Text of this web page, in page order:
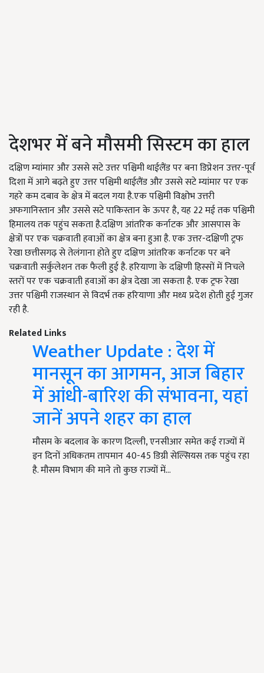
देशभर में बने मौसमी सिस्टम का हाल
दक्षिण म्यांमार और उससे सटे उत्तर पश्चिमी थाईलैंड पर बना डिप्रेशन उत्तर-पूर्व
दिशा में आगे बढ़ते हुए उत्तर पश्चिमी थाईलैंड और उससे सटे म्यांमार पर एक
गहरे कम दबाव के क्षेत्र में बदल गया है.एक पश्चिमी विक्षोभ उत्तरी
अफगानिस्तान और उससे सटे पाकिस्तान के ऊपर है, यह 22 मई तक पश्चिमी
हिमालय तक पहुंच सकता है.दक्षिण आंतरिक कर्नाटक और आसपास के
क्षेत्रों पर एक चक्रवाती हवाओं का क्षेत्र बना हुआ है. एक उत्तर-दक्षिणी ट्रफ
रेखा छत्तीसगढ़ से तेलंगाना होते हुए दक्षिण आंतरिक कर्नाटक पर बने
चक्रवाती सर्कुलेशन तक फैली हुई है. हरियाणा के दक्षिणी हिस्सों में निचले
स्तरों पर एक चक्रवाती हवाओं का क्षेत्र देखा जा सकता है. एक ट्रफ रेखा
उत्तर पश्चिमी राजस्थान से विदर्भ तक हरियाणा और मध्य प्रदेश होती हुई गुजर
रही है.
Related Links
Weather Update : देश में
मानसून का आगमन, आज बिहार
में आंधी-बारिश की संभावना, यहां
जानें अपने शहर का हाल
मौसम के बदलाव के कारण दिल्ली, एनसीआर समेत कई राज्यों में
इन दिनों अधिकतम तापमान 40-45 डिग्री सेल्सियस तक पहुंच रहा
है. मौसम विभाग की माने तो कुछ राज्यों में…